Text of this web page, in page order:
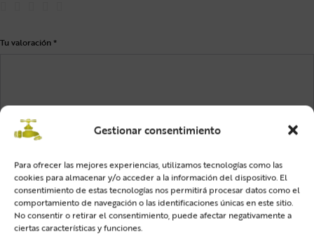
Gestionar consentimiento
Para ofrecer las mejores experiencias, utilizamos tecnologías como las
cookies para almacenar y/o acceder a la información del dispositivo. El
consentimiento de estas tecnologías nos permitirá procesar datos como el
comportamiento de navegación o las identificaciones únicas en este sitio.
No consentir o retirar el consentimiento, puede afectar negativamente a
ciertas características y funciones.
Tu valoración*
Nombre*